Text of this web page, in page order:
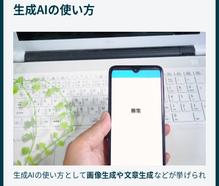
生成AIの使い方
生成AIの使い方として画像生成や文章生成などが挙げられ